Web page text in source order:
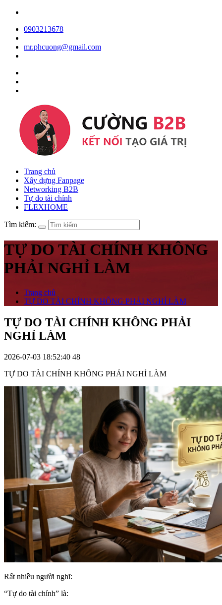
0903213678
mr.phcuong@gmail.com
Trang chủ
Xây dựng Fanpage
Networking B2B
Tự do tài chính
FLEXHOME
Tìm kiếm:
TỰ DO TÀI CHÍNH KHÔNG
PHẢI NGHỈ LÀM
Trang chủ
TỰ DO TÀI CHÍNH KHÔNG PHẢI NGHỈ LÀM
TỰ DO TÀI CHÍNH KHÔNG PHẢI
NGHỈ LÀM
2026-07-03 18:52:40 48
TỰ DO TÀI CHÍNH KHÔNG PHẢI NGHỈ LÀM
Rất nhiều người nghĩ:
“Tự do tài chính” là: